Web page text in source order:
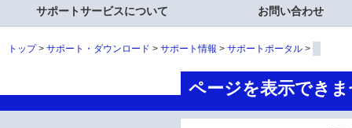
サポートサービスについて お問い合わせ
トップ サポート・ダウンロード サポート情報 サポートポータル
ページを表示でき